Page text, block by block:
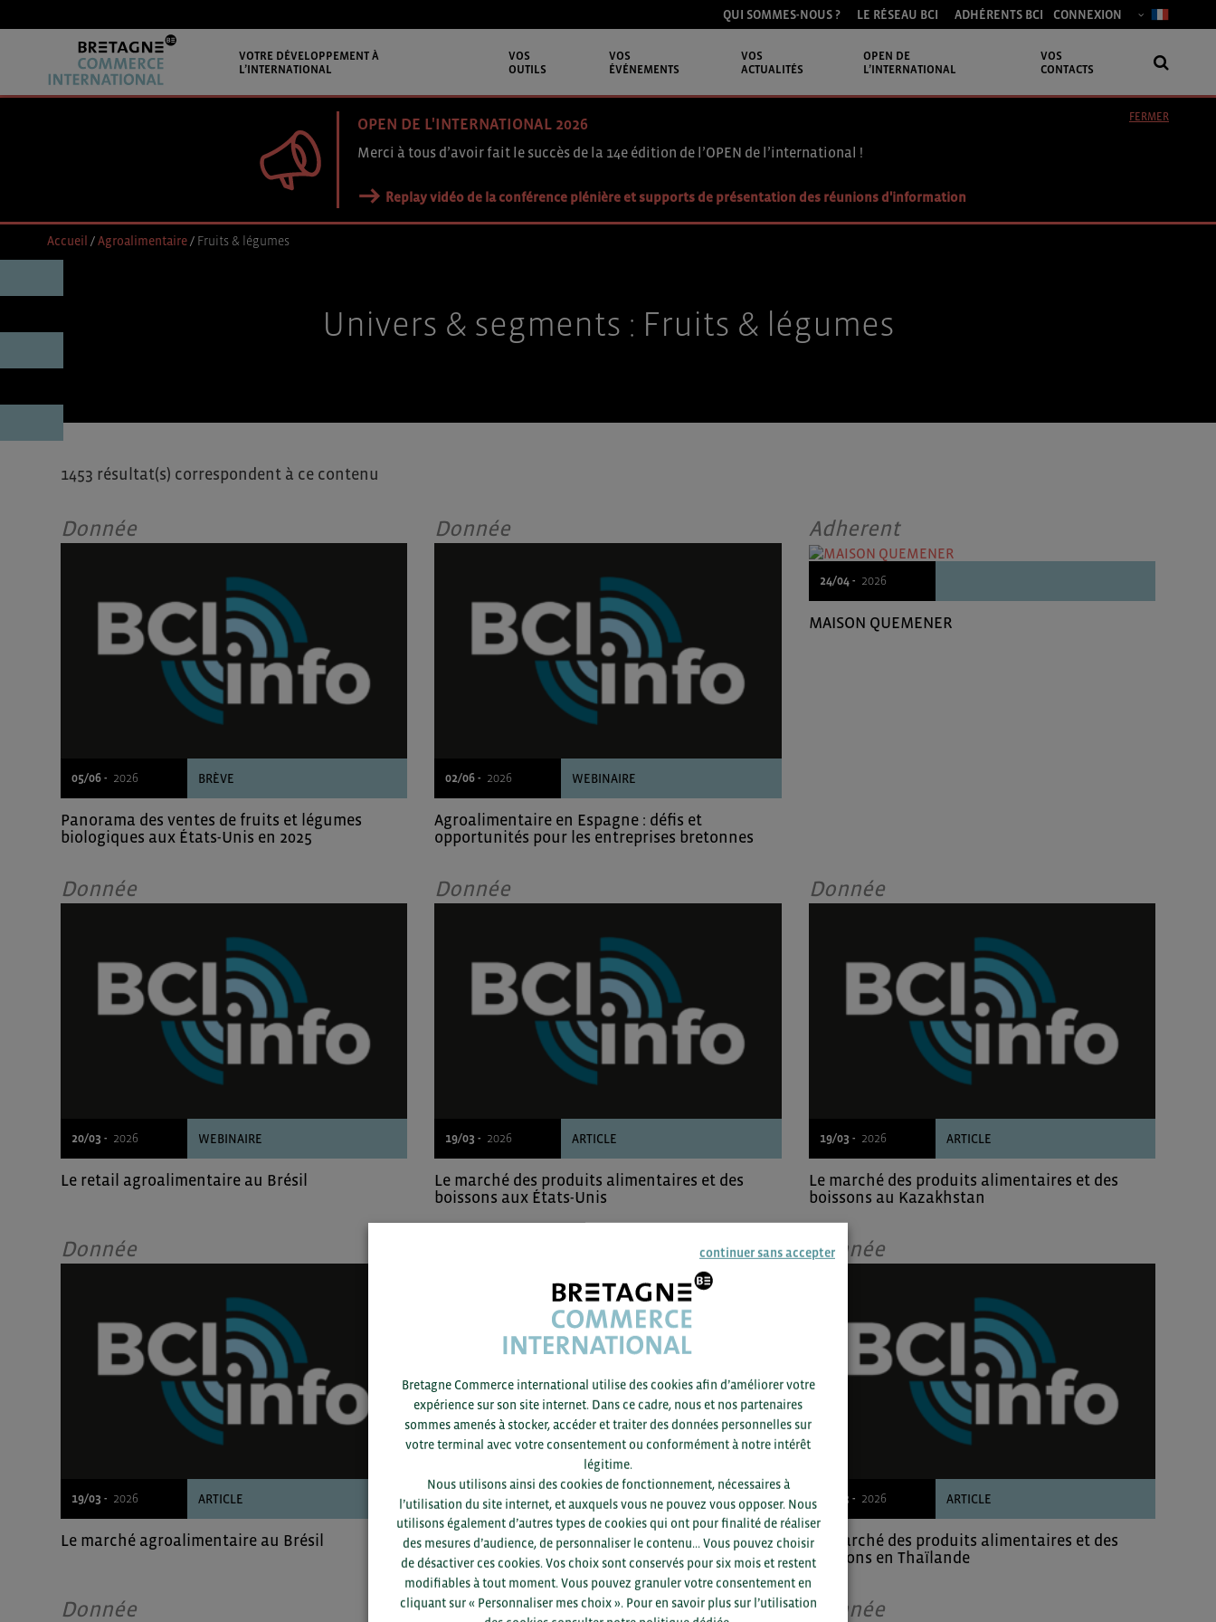
QUI SOMMES-NOUS ? LE RÉSEAU BCI ADHÉRENTS BCI CONNEXION
VOTRE DÉVELOPPEMENT À
L’INTERNATIONAL
VOS
OUTILS
VOS
ÉVÉNEMENTS
VOS
ACTUALITÉS
OPEN DE
L’INTERNATIONAL
VOS
CONTACTS
OPEN DE L'INTERNATIONAL 2026
Merci à tous d’avoir fait le succès de la 14e édition de l’OPEN de l’international !
Replay vidéo de la conférence plénière et supports de présentation des réunions d'information
FERMER
Accueil /Agroalimentaire/ Fruits & légumes
Univers & segments : Fruits & légumes
1453 résultat(s) correspondent à ce contenu
Donnée
05/06 - 2026 BRÈVE
Panorama des ventes de fruits et légumes
biologiques aux États-Unis en 2025
Donnée
02/06 - 2026 WEBINAIRE
Agroalimentaire en Espagne : défis et
opportunités pour les entreprises bretonnes
Adherent
24/04 - 2026
MAISON QUEMENER
Donnée
20/03 - 2026 WEBINAIRE
Le retail agroalimentaire au Brésil
Donnée
19/03 - 2026 ARTICLE
Le marché des produits alimentaires et des
boissons aux États-Unis
Donnée
19/03 - 2026 ARTICLE
Le marché des produits alimentaires et des
boissons au Kazakhstan
Donnée
19/03 - 2026 ARTICLE
Le marché agroalimentaire au Brésil
19/03 -2026 ARTICLE
Le marché des produits alimentaires et des
boissons en Argentine
Donnée
19/03 - 2026 ARTICLE
Le marché des produits alimentaires et des
boissons en Thaïlande
Donnée Donnée Donnée
continuer sans accepter
Bretagne Commerce international utilise des cookies afin d’améliorer votre
expérience sur son site internet. Dans ce cadre, nous et nos partenaires
sommes amenés à stocker, accéder et traiter des données personnelles sur
votre terminal avec votre consentement ou conformément à notre intérêt
légitime.
Nous utilisons ainsi des cookies de fonctionnement, nécessaires à
l’utilisation du site internet, et auxquels vous ne pouvez vous opposer. Nous
utilisons également d’autres types de cookies qui ont pour finalité de réaliser
des mesures d’audience, de personnaliser le contenu... Vous pouvez choisir
de désactiver ces cookies. Vos choix sont conservés pour six mois et restent
modifiables à tout moment. Vous pouvez granuler votre consentement en
cliquant sur « Personnaliser mes choix ». Pour en savoir plus sur l’utilisation